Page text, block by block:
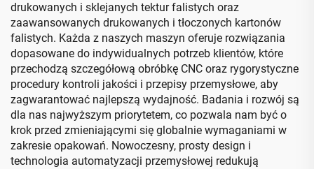
drukowanych i sklejanych tektur falistych oraz
zaawansowanych drukowanych i tłoczonych kartonów
falistych. Każda z naszych maszyn oferuje rozwiązania
dopasowane do indywidualnych potrzeb klientów, które
przechodzą szczegółową obróbkę CNC oraz rygorystyczne
procedury kontroli jakości i przepisy przemysłowe, aby
zagwarantować najlepszą wydajność. Badania i rozwój są
dla nas najwyższym priorytetem, co pozwala nam być o
krok przed zmieniającymi się globalnie wymaganiami w
zakresie opakowań. Nowoczesny, prosty design i
technologia automatyzacji przemysłowej redukują